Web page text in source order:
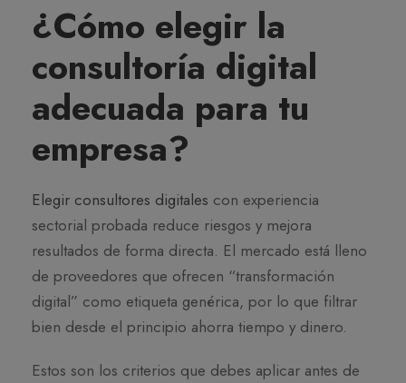
¿Cómo elegir la
consultoría digital
adecuada para tu
empresa?
Elegir consultores digitales con experiencia
sectorial probada reduce riesgos y mejora
resultados de forma directa. El mercado está lleno
de proveedores que ofrecen “transformación
digital” como etiqueta genérica, por lo que filtrar
bien desde el principio ahorra tiempo y dinero.
Estos son los criterios que debes aplicar antes de